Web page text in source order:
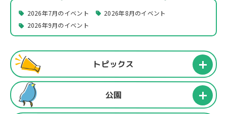
2026年7月のイベント
2026年8月のイベント
2026年9月のイベント
トピックス
公園